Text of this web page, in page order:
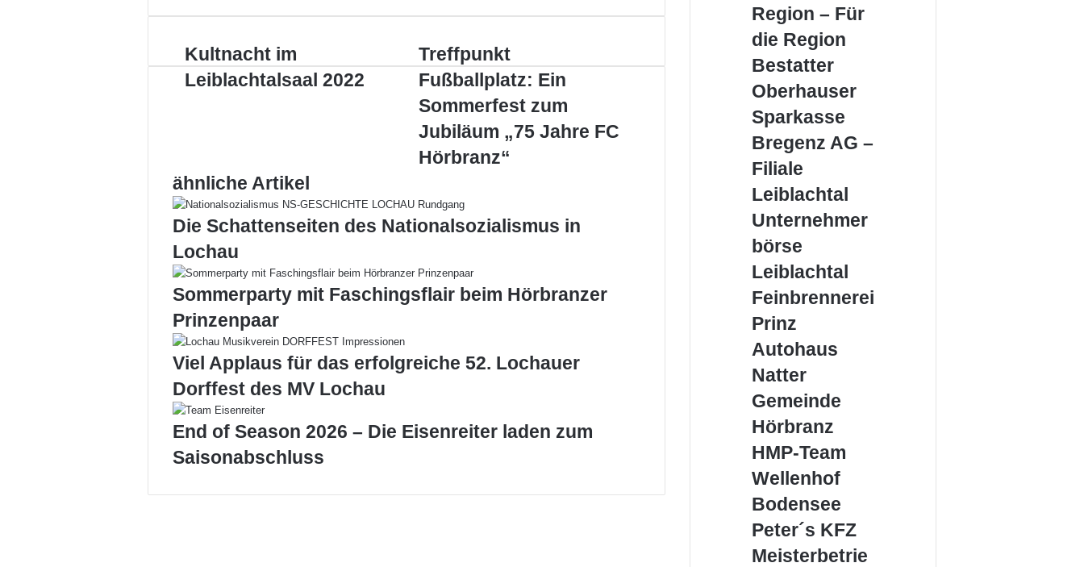
E-
Kultnacht
im
Leiblachtalsaal
Kultnacht im
Leiblachtalsaal 2022
Treffpunkt
Fußballplatz:
Ein
Sommerfest
Jubiläum
„75
Jahre
Hörbranz“
Treffpunkt
Fußballplatz: Ein
Sommerfest zum
Jubiläum „75 Jahre FC
Hörbranz“
ähnliche Artikel
Die Schattenseiten des Nationalsozialismus in
Lochau
Sommerparty mit Faschingsflair beim Hörbranzer
Prinzenpaar
Viel Applaus für das erfolgreiche 52. Lochauer
Dorffest des MV Lochau
End of Season 2026 – Die Eisenreiter laden zum
Saisonabschluss
–
Für
die
Region
Region – Für
die Region
Bestatter
Bestatter
Oberhauser
Sparkasse
Bregenz
AG
–
Leiblachtal
Sparkasse
Bregenz AG –
Filiale
Leiblachtal
Unternehmerbörse
Unternehmer
börse
Leiblachtal
Feinbrennerei
Feinbrennerei
Prinz
Autohaus
Autohaus
Natter
Gemeinde
Gemeinde
Hörbranz
HMP-
HMP-Team
Wellenhof
Wellenhof
Bodensee
Peter
KFZ
Peter´s KFZ
Meisterbetrie